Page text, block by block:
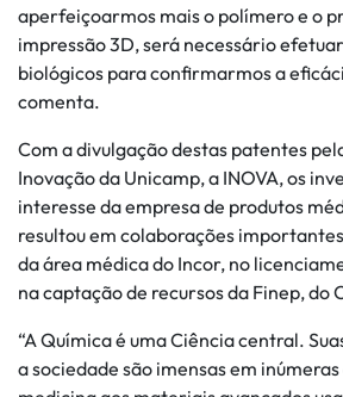
aperfeiçoarmos mais o polímero e o
impressão 3D, será necessário
biológicos para confirmarmos a
comenta.
Com a divulgação destas patentes
Inovação da Unicamp, a INOVA, os
interesse da empresa de produtos
resultou em colaborações
da área médica do Incor, no
na captação de recursos da Finep, do
“A Química é uma Ciência central.
a sociedade são imensas em